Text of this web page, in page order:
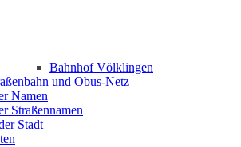
Bahnhof Völklingen
und Obus-Netz
Namen
Straßennamen
Stadt